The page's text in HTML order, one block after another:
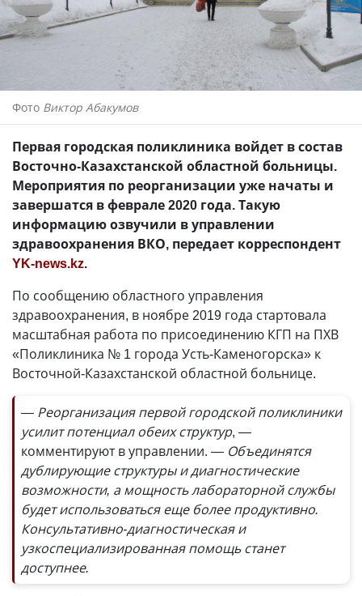
Фото Виктор Абакумов
Первая городская поликлиника войдет в состав
Восточно-Казахстанской областной больницы.
Мероприятия по реорганизации уже начаты и
завершатся в феврале 2020 года. Такую
информацию озвучили в управлении
здравоохранения ВКО, передает корреспондент
YK-news.kz.
По сообщению областного управления
здравоохранения, в ноябре 2019 года стартовала
масштабная работа по присоединению КГП на ПХВ
«Поликлиника № 1 города Усть-Каменогорска» к
Восточной-Казахстанской областной больнице.
— Реорганизация первой городской поликлиники
усилит потенциал обеих структур, —
комментируют в управлении. — Объединятся
дублирующие структуры и диагностические
возможности, а мощность лабораторной службы
будет использоваться еще более продуктивно.
Консультативно-диагностическая и
узкоспециализированная помощь станет
доступнее.